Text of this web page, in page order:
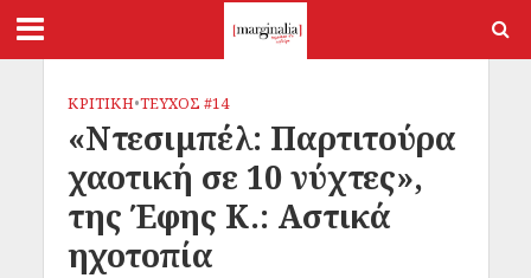
ΚΡΙΤΙΚΗ•ΤΕΥΧΟΣ #14
«Ντεσιμπέλ: Παρτιτούρα
χαοτική σε 10 νύχτες»,
της Έφης Κ.: Αστικά
ηχοτοπία